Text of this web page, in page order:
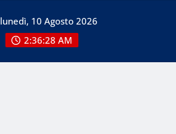
lunedì, 10 Agosto 2026
2:36:28 AM